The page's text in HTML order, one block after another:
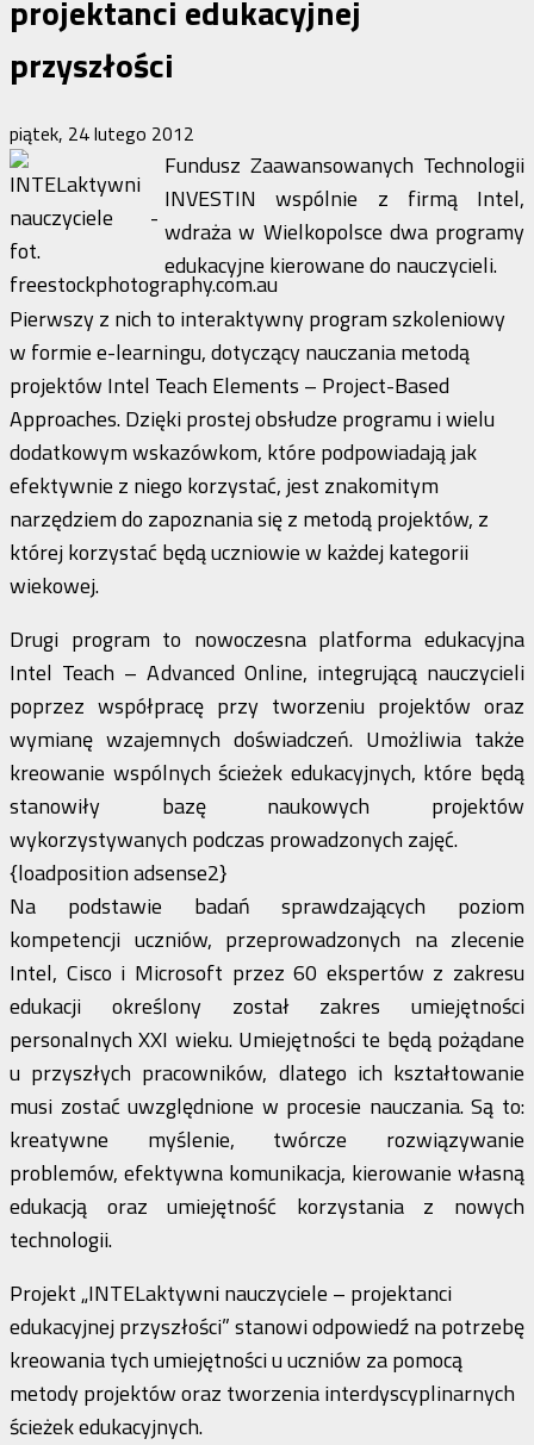
projektanci edukacyjnej
przyszłości
piątek, 24 lutego 2012
Fundusz Zaawansowanych Technologii
INVESTIN wspólnie z firmą Intel,
wdraża w Wielkopolsce dwa programy
edukacyjne kierowane do nauczycieli.
Pierwszy z nich to interaktywny program szkoleniowy
w formie e-learningu, dotyczący nauczania metodą
projektów Intel Teach Elements – Project-Based
Approaches. Dzięki prostej obsłudze programu i wielu
dodatkowym wskazówkom, które podpowiadają jak
efektywnie z niego korzystać, jest znakomitym
narzędziem do zapoznania się z metodą projektów, z
której korzystać będą uczniowie w każdej kategorii
wiekowej.
Drugi program to nowoczesna platforma edukacyjna
Intel Teach – Advanced Online, integrującą nauczycieli
poprzez współpracę przy tworzeniu projektów oraz
wymianę wzajemnych doświadczeń. Umożliwia także
kreowanie wspólnych ścieżek edukacyjnych, które będą
stanowiły bazę naukowych projektów
wykorzystywanych podczas prowadzonych zajęć.
{loadposition adsense2}
Na podstawie badań sprawdzających poziom
kompetencji uczniów, przeprowadzonych na zlecenie
Intel, Cisco i Microsoft przez 60 ekspertów z zakresu
edukacji określony został zakres umiejętności
personalnych XXI wieku. Umiejętności te będą pożądane
u przyszłych pracowników, dlatego ich kształtowanie
musi zostać uwzględnione w procesie nauczania. Są to:
kreatywne myślenie, twórcze rozwiązywanie
problemów, efektywna komunikacja, kierowanie własną
edukacją oraz umiejętność korzystania z nowych
technologii.
Projekt „INTELaktywni nauczyciele – projektanci
edukacyjnej przyszłości” stanowi odpowiedź na potrzebę
kreowania tych umiejętności u uczniów za pomocą
metody projektów oraz tworzenia interdyscyplinarnych
ścieżek edukacyjnych.